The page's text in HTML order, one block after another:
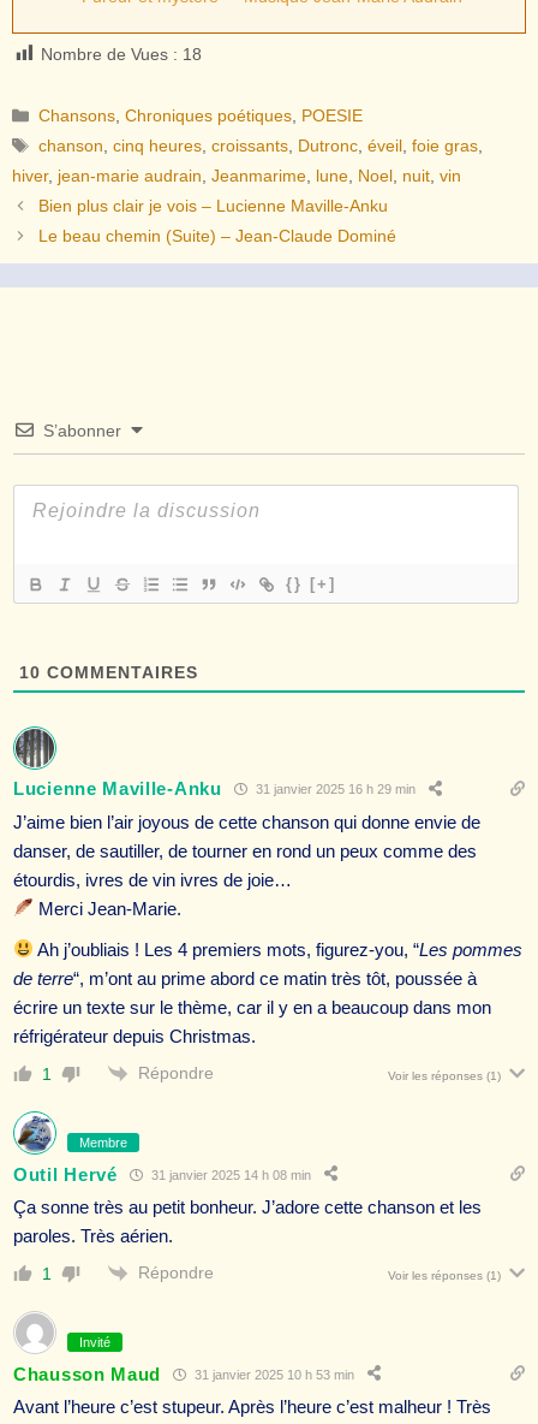
Nombre de Vues : 18
Catégories
Chansons ,Chroniques poétiques POESIE
Étiquettes
chanson ,cinq heures ,croissants Dutronc ,éveil ,foie gras
hiver, jean-marie audrain Jeanmarime lune Noel nuit vin
Bien plus clair je vois – Lucienne Maville-Anku
Le beau chemin (Suite) – Jean-Claude Dominé
S’abonner
{} [+]
10 COMMENTAIRES
Lucienne Maville-Anku 31 janvier 2025 16 h 29 min
J’aime bien l’air joyous de cette chanson qui donne envie de
danser, de sautiller, de tourner en rond un peux comme des
étourdis, ivres de vin ivres de joie…
Merci Jean-Marie.
Ah j’oubliais ! Les 4 premiers mots, figurez-you, “Les pommes
de terre“, m’ont au prime abord ce matin très tôt, poussée à
écrire un texte sur le thème, car il y en a beaucoup dans mon
réfrigérateur depuis Christmas.
1 Répondre Voir les réponses (1)
Membre
Outil Hervé 31 janvier 2025 14 h 08 min
Ça sonne très au petit bonheur. J’adore cette chanson et les
paroles. Très aérien.
1 Répondre Voir les réponses (1)
Invité
Chausson Maud 31 janvier 2025 10 h 53 min
Avant l’heure c’est stupeur. Après l’heure c’est malheur ! Très